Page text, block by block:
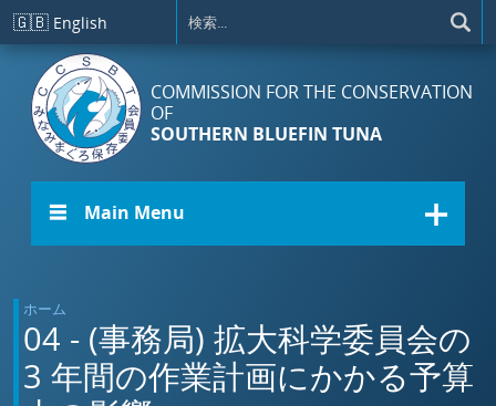
メインコンテンツに移動
🇬🇧 English
COMMISSION FOR THE CONSERVATION
OF
SOUTHERN BLUEFIN TUNA
☰ Main Menu
ホーム
04 - (事務局) 拡大科学委員会の
3 年間の作業計画にかかる予算